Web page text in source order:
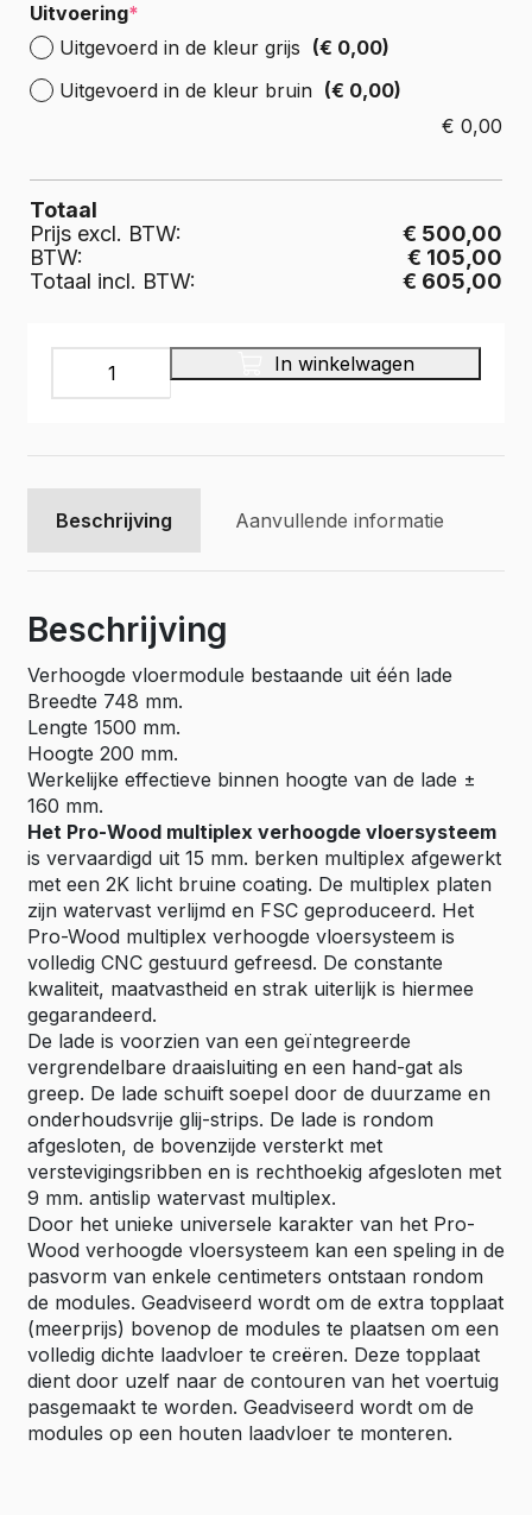
Uitvoering*
Uitgevoerd in de kleur grijs (€ 0,00)
Uitgevoerd in de kleur bruin (€ 0,00)
€ 0,00
Totaal
Prijs excl. BTW:
€ 500,00
BTW:
€ 105,00
Totaal incl. BTW:
€ 605,00
Multiplex
bodemlade
Wood
type
L28
In winkelwagen
Beschrijving Aanvullende informatie
Beschrijving
Verhoogde vloermodule bestaande uit één lade
Breedte 748 mm.
Lengte 1500 mm.
Hoogte 200 mm.
Werkelijke effectieve binnen hoogte van de lade ±
160 mm.
Het Pro-Wood multiplex verhoogde vloersysteem
is vervaardigd uit 15 mm. berken multiplex afgewerkt
met een 2K licht bruine coating. De multiplex platen
zijn watervast verlijmd en FSC geproduceerd. Het
Pro-Wood multiplex verhoogde vloersysteem is
volledig CNC gestuurd gefreesd. De constante
kwaliteit, maatvastheid en strak uiterlijk is hiermee
gegarandeerd.
De lade is voorzien van een geïntegreerde
vergrendelbare draaisluiting en een hand-gat als
greep. De lade schuift soepel door de duurzame en
onderhoudsvrije glij-strips. De lade is rondom
afgesloten, de bovenzijde versterkt met
verstevigingsribben en is rechthoekig afgesloten met
9 mm. antislip watervast multiplex.
Door het unieke universele karakter van het Pro-
Wood verhoogde vloersysteem kan een speling in de
pasvorm van enkele centimeters ontstaan rondom
de modules. Geadviseerd wordt om de extra topplaat
(meerprijs) bovenop de modules te plaatsen om een
volledig dichte laadvloer te creëren. Deze topplaat
dient door uzelf naar de contouren van het voertuig
pasgemaakt te worden. Geadviseerd wordt om de
modules op een houten laadvloer te monteren.